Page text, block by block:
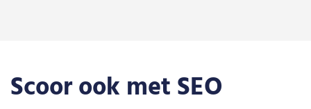
Scoor ook met SEO